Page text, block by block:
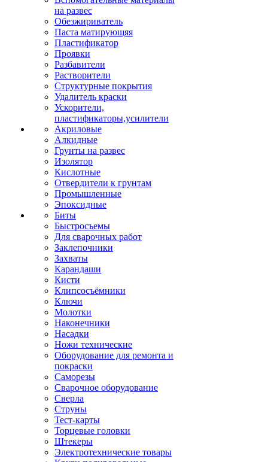
на развес
Обезжириватель
Паста матирующяя
Пластификатор
Проявки
Разбавители
Растворители
Структурные покрытия
Удалитель краски
Ускорители,
пластификаторы,усилители
Акриловые
Алкидные
Грунты на развес
Изолятор
Кислотные
Отвердители к грунтам
Промышленные
Эпоксидные
Биты
Быстросъемы
Для сварочных работ
Заклепочники
Захваты
Карандаши
Кисти
Клипсосъёмники
Ключи
Молотки
Наконечники
Насадки
Ножи технические
Оборудование для ремонта и
покраски
Саморезы
Сварочное оборудование
Сверла
Струны
Тест-карты
Торцевые головки
Штекеры
Электротехнические товары